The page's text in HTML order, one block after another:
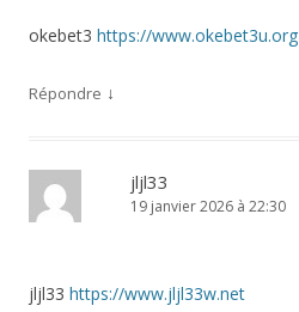
okebet3 https://www.okebet3u.org
Répondre ↓
jljl33
19 janvier 2026 à 22:30
jljl33 https://www.jljl33w.net